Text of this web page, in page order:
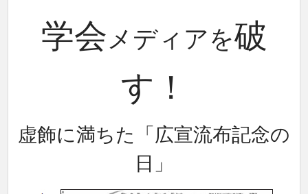
学会 メディアを破
す！
虚飾に満ちた「広宣流布記念の
日」